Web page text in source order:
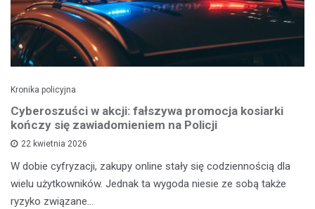
Kronika policyjna
Cyberoszuści w akcji: fałszywa promocja kosiarki
kończy się zawiadomieniem na Policji
22 kwietnia 2026
W dobie cyfryzacji, zakupy online stały się codziennością dla
wielu użytkowników. Jednak ta wygoda niesie ze sobą także
ryzyko związane…